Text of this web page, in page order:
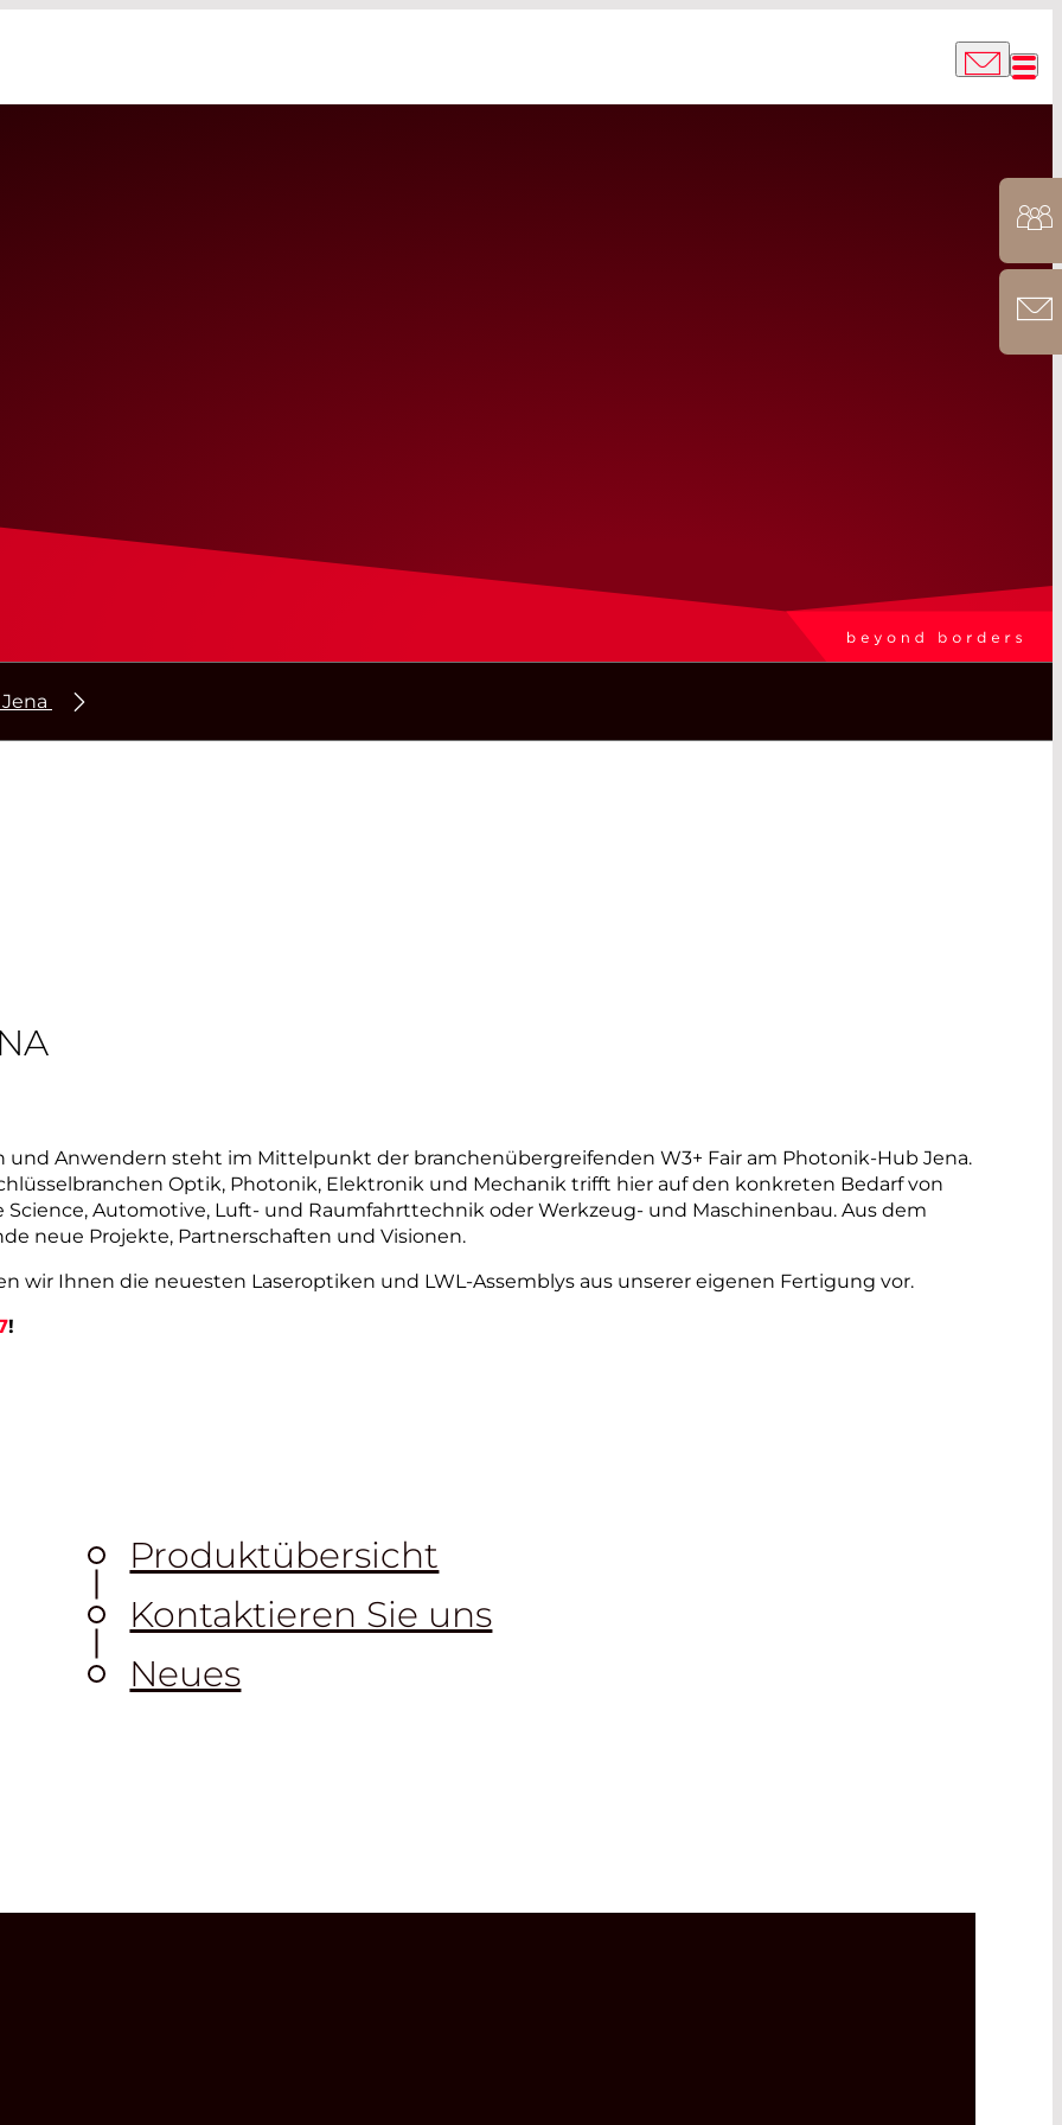
Anwendern steht im Mittelpunkt der branchenübergreifenden W3+ Fair am Photonik-Hub Jena.
Optik, Photonik, Elektronik und Mechanik trifft hier auf den konkreten Bedarf von
Automotive, Luft- und Raumfahrttechnik oder Werkzeug- und Maschinenbau. Aus dem
neue Projekte, Partnerschaften und Visionen.
wir Ihnen die neuesten Laseroptiken und LWL-Assemblys aus unserer eigenen Fertigung vor.
!
Produktübersicht
Kontaktieren Sie uns
Neues